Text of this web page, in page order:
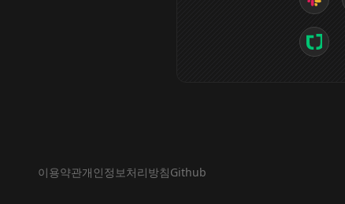
이용약관개인정보처리방침Github